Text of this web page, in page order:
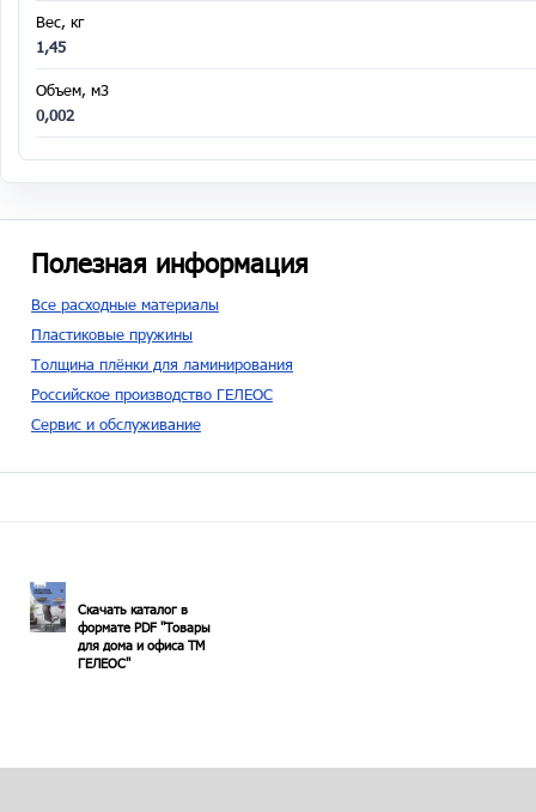
Вес, кг
1,45
Объем, м3
0,002
Полезная информация
Все расходные материалы
Пластиковые пружины
Толщина плёнки для ламинирования
Российское производство ГЕЛЕОС
Сервис и обслуживание
Скачать каталог в
формате PDF "Товары
для дома и офиса ТМ
ГЕЛЕОС"